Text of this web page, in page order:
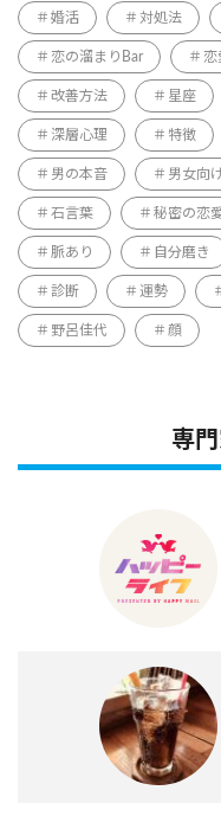
婚活 対処法
恋の溜まりBar 恋
改善方法 星座
深層心理 特徴
男の本音 男女向
石言葉 秘密の恋
脈あり 自分磨き
診断 運勢
野呂佳代 顔
専